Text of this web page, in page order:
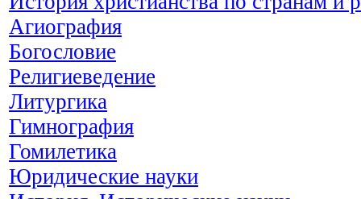
Агиография
Богословие
Религиеведение
Литургика
Гимнография
Гомилетика
Юридические науки